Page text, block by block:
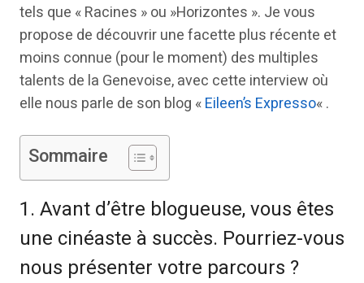
tels que « Racines » ou »Horizontes ». Je vous
propose de découvrir une facette plus récente et
moins connue (pour le moment) des multiples
talents de la Genevoise, avec cette interview où
elle nous parle de son blog «Eileen’s Expresso« .
Sommaire
1. Avant d’être blogueuse, vous êtes
une cinéaste à succès. Pourriez-vous
nous présenter votre parcours ?